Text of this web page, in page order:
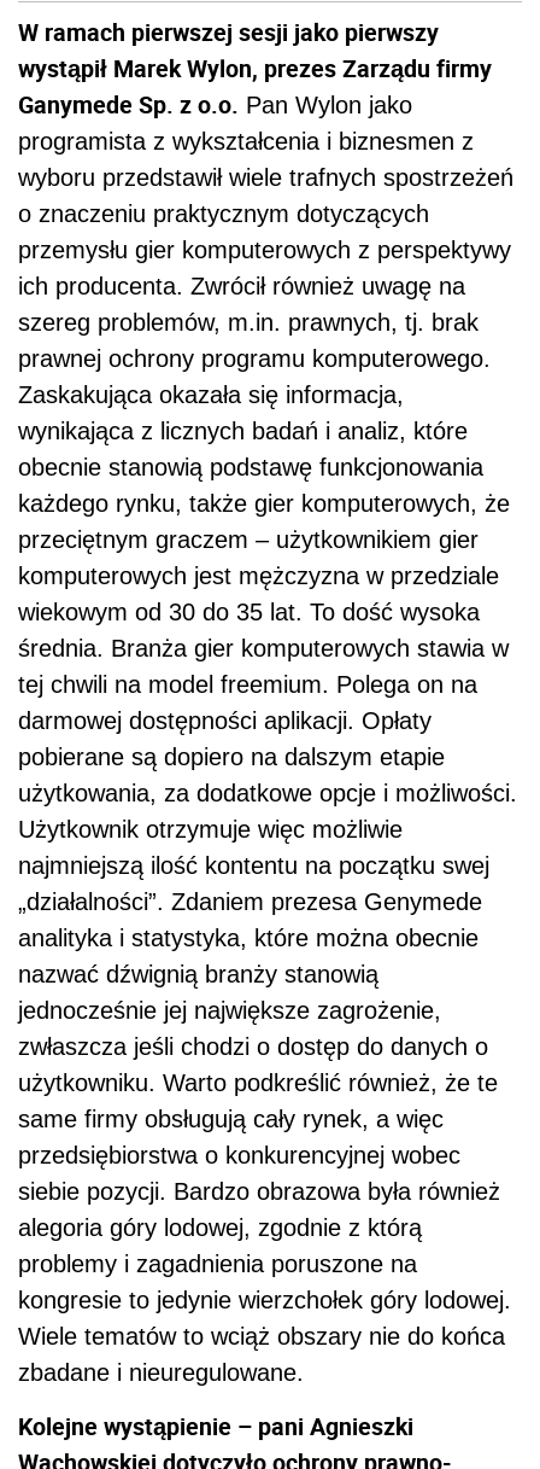
W ramach pierwszej sesji jako pierwszy
wystąpił Marek Wylon, prezes Zarządu firmy
Ganymede Sp. z o.o. Pan Wylon jako
programista z wykształcenia i biznesmen z
wyboru przedstawił wiele trafnych spostrzeżeń
o znaczeniu praktycznym dotyczących
przemysłu gier komputerowych z perspektywy
ich producenta. Zwrócił również uwagę na
szereg problemów, m.in. prawnych, tj. brak
prawnej ochrony programu komputerowego.
Zaskakująca okazała się informacja,
wynikająca z licznych badań i analiz, które
obecnie stanowią podstawę funkcjonowania
każdego rynku, także gier komputerowych, że
przeciętnym graczem – użytkownikiem gier
komputerowych jest mężczyzna w przedziale
wiekowym od 30 do 35 lat. To dość wysoka
średnia. Branża gier komputerowych stawia w
tej chwili na model freemium. Polega on na
darmowej dostępności aplikacji. Opłaty
pobierane są dopiero na dalszym etapie
użytkowania, za dodatkowe opcje i możliwości.
Użytkownik otrzymuje więc możliwie
najmniejszą ilość kontentu na początku swej
„działalności”. Zdaniem prezesa Genymede
analityka i statystyka, które można obecnie
nazwać dźwignią branży stanowią
jednocześnie jej największe zagrożenie,
zwłaszcza jeśli chodzi o dostęp do danych o
użytkowniku. Warto podkreślić również, że te
same firmy obsługują cały rynek, a więc
przedsiębiorstwa o konkurencyjnej wobec
siebie pozycji. Bardzo obrazowa była również
alegoria góry lodowej, zgodnie z którą
problemy i zagadnienia poruszone na
kongresie to jedynie wierzchołek góry lodowej.
Wiele tematów to wciąż obszary nie do końca
zbadane i nieuregulowane.
Kolejne wystąpienie – pani Agnieszki